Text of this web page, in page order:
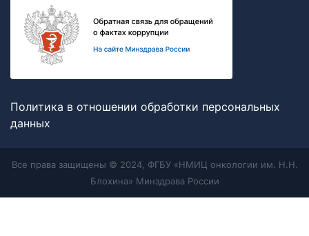
Политика в отношении обработки персональных
данных
Все права защищены © 2024, ФГБУ «НМИЦ онкологии им. Н.Н.
Блохина» Минздрава России